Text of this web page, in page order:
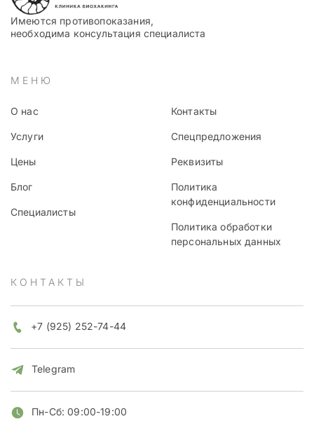
Имеются противопоказания,
необходима консультация специалиста
МЕНЮ
О нас
Услуги
Цены
Блог
Специалисты
Контакты
Спецпредложения
Реквизиты
Политика
конфиденциальности
Политика обработки
персональных данных
КОНТАКТЫ
+7 (925) 252-74-44
Telegram
Пн-Сб: 09:00-19:00